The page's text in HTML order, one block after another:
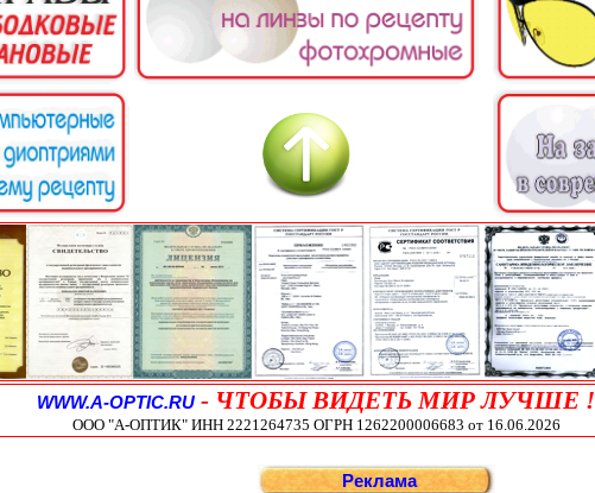
WWW.A-OPTIC.RU - ЧТОБЫ ВИДЕТЬ МИР ЛУЧШЕ !
ООО "А-ОПТИК" ИНН 2221264735 ОГРН 1262200006683 от 16.06.2026
Реклама